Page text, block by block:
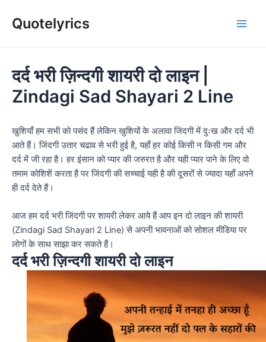
Quotelyrics
दर्द भरी ज़िन्दगी शायरी दो लाइन |
Zindagi Sad Shayari 2 Line
खुशियाँ हम सभी को पसंद हैं लेकिन खुशियों के अलावा जिंदगी में दुःख और दर्द भी
आते हैं। जिंदगी उतार चढाव से भरी हुई है, यहाँ हर कोई किसी न किसी गम और
दर्द में जी रहा है। हर इंसान को प्यार की जरुरत है और यही प्यार पाने के लिए वो
तमाम कोशिशें करता है पर जिंदगी की सच्चाई यही है की दूसरों से ज्यादा यहाँ अपने
ही दर्द देते हैं।
आज हम दर्द भरी जिंदगी पर शायरी लेकर आये हैं आप इन दो लाइन की शायरी
(Zindagi Sad Shayari 2 Line) से अपनी भावनाओं को सोशल मीडिया पर
लोगों के साथ साझा कर सकते हैं।
दर्द भरी ज़िन्दगी शायरी दो लाइन